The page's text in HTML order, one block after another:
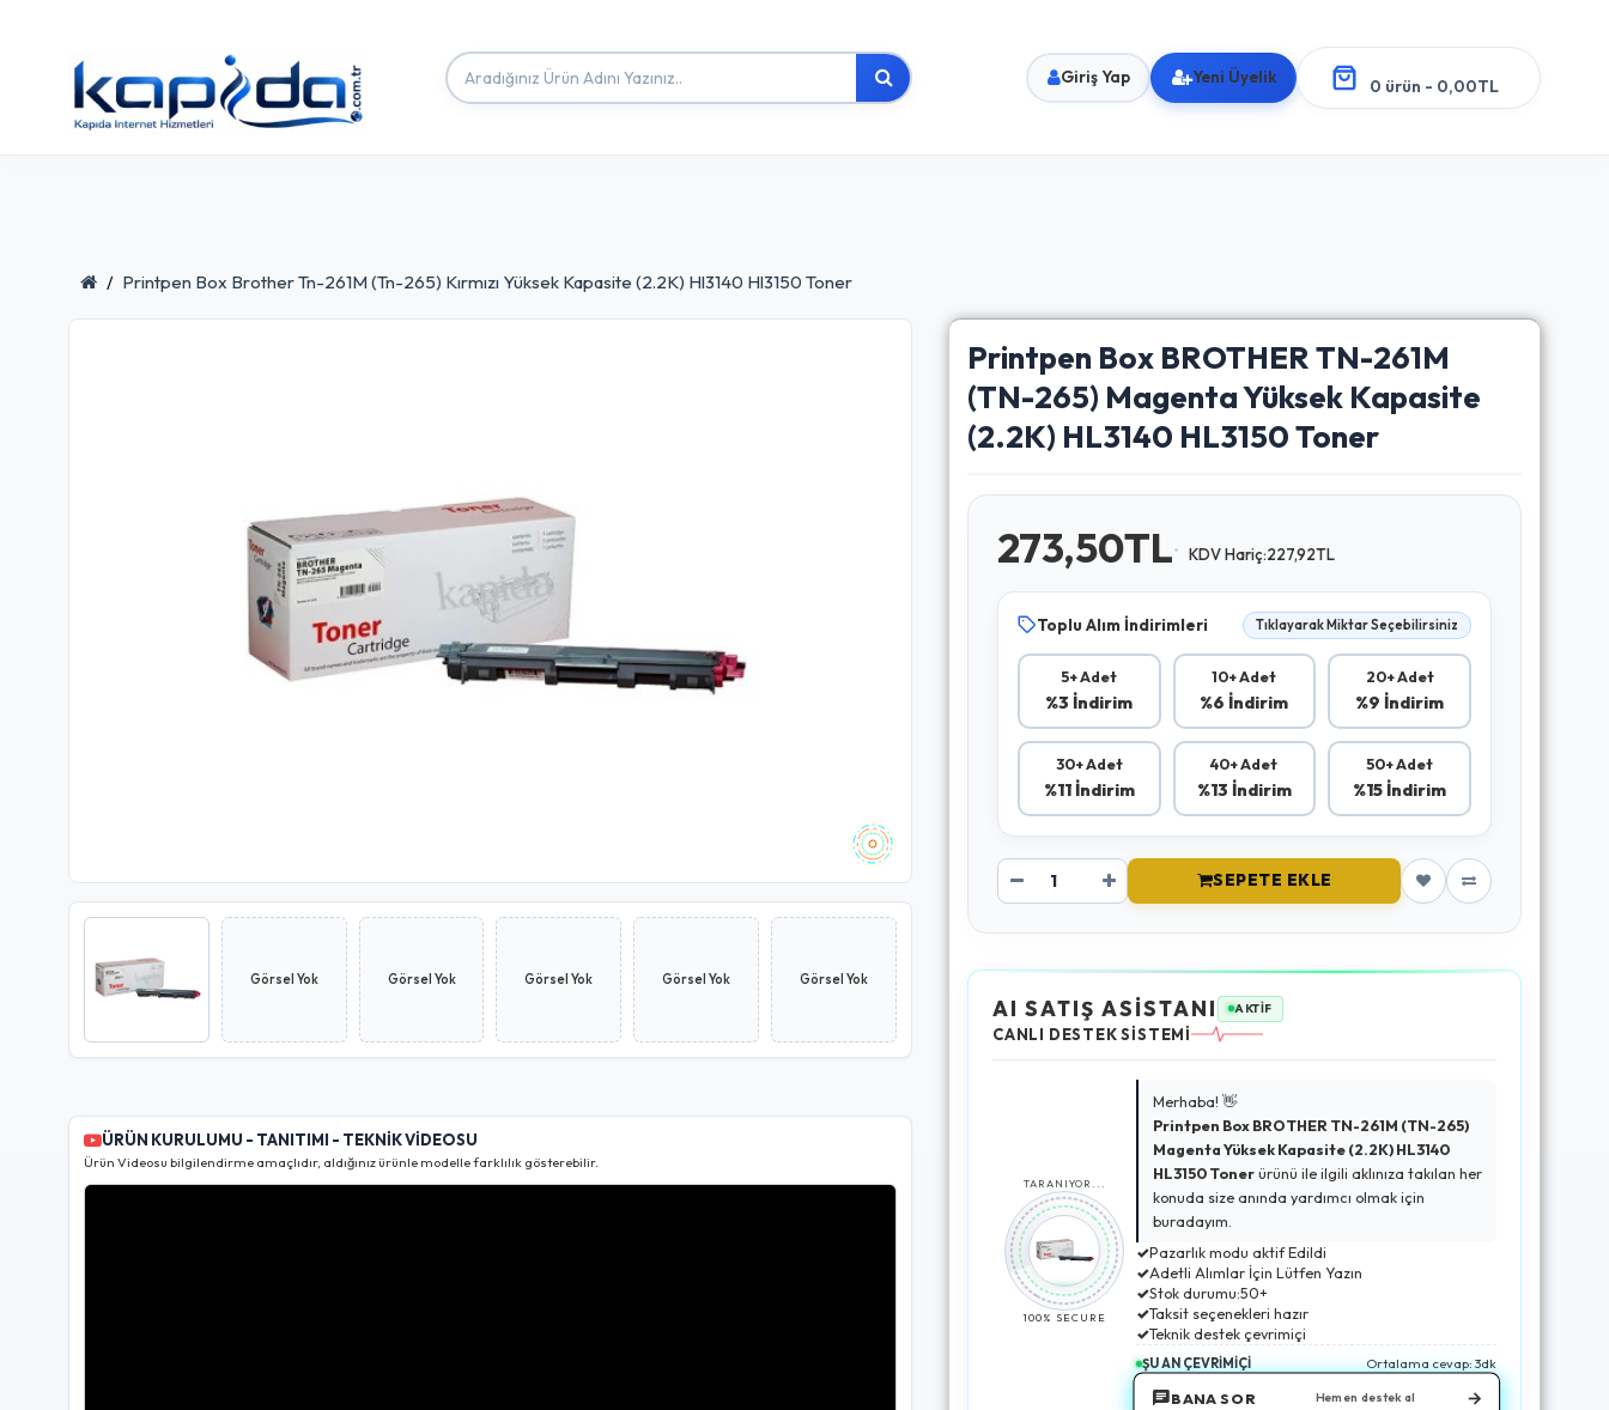
Giriş Yap Yeni Üyelik 0 ürün - 0,00TL
Printpen Box Brother Tn-261M (Tn-265) Kırmızı Yüksek Kapasite (2.2K) Hl3140 Hl3150 Toner
Görsel Yok Görsel Yok Görsel Yok Görsel Yok Görsel Yok
ÜRÜN KURULUMU - TANITIMI - TEKNİK VİDEOSU
Ürün Videosu bilgilendirme amaçlıdır, aldığınız ürünle modelle farklılık gösterebilir.
Printpen Box BROTHER TN-261M
(TN-265) Magenta Yüksek Kapasite
(2.2K) HL3140 HL3150 Toner
273,50TL KDV Hariç:227,92TL
Toplu Alım İndirimleri Tıklayarak Miktar Seçebilirsiniz
5+ Adet
%3 İndirim
10+ Adet
%6 İndirim
20+ Adet
%9 İndirim
30+ Adet
%11 İndirim
40+ Adet
%13 İndirim
50+ Adet
%15 İndirim
SEPETE EKLE
AI SATIŞ ASİSTANI AKTİF
CANLI DESTEK SİSTEMİ
TARANIYOR...
100% SECURE
Merhaba! 👋
Printpen Box BROTHER TN-261M (TN-265)
Magenta Yüksek Kapasite (2.2K) HL3140
HL3150 Tonerürünü ile ilgili aklınıza takılan her
konuda size anında yardımcı olmak için
buradayım.
✓Pazarlık modu aktif Edildi
✓Adetli Alımlar İçin Lütfen Yazın
✓Stok durumu:50+
✓Taksit seçenekleri hazır
✓Teknik destek çevrimiçi
ŞU AN ÇEVRİMİÇİ Ortalama cevap: 3dk
BANA SOR Hemen destek al →